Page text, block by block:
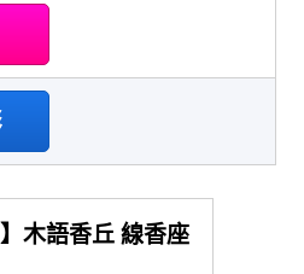
木語香丘 線香座